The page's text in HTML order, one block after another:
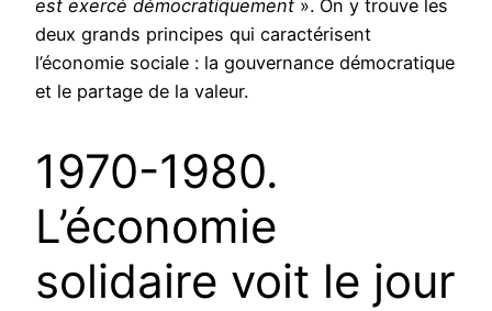
est exercé démocratiquement ». On y trouve les
deux grands principes qui caractérisent
l’économie sociale : la gouvernance démocratique
et le partage de la valeur.
1970-1980.
L’économie
solidaire voit le jour